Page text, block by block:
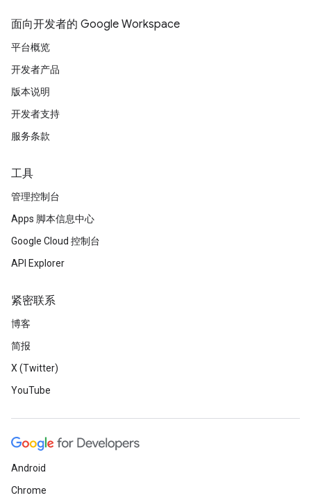
面向开发者的 Google Workspace
平台概览
开发者产品
版本说明
开发者支持
服务条款
工具
管理控制台
Apps 脚本信息中心
Google Cloud 控制台
API Explorer
紧密联系
博客
简报
X (Twitter)
YouTube
Android
Chrome